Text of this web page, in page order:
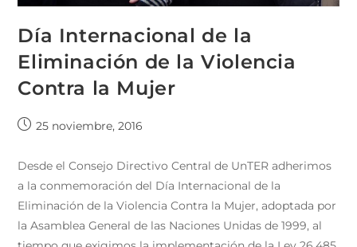
Día Internacional de la
Eliminación de la Violencia
Contra la Mujer
25 noviembre, 2016
Desde el Consejo Directivo Central de UnTER adherimos
a la conmemoración del Día Internacional de la
Eliminación de la Violencia Contra la Mujer, adoptada por
la Asamblea General de las Naciones Unidas de 1999, al